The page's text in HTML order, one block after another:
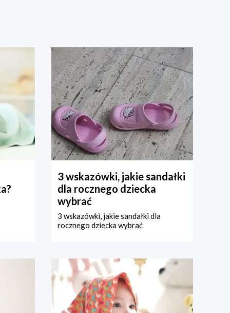
3 wskazówki, jakie sandałki
dla rocznego dziecka
wybrać
3 wskazówki, jakie sandałki dla
rocznego dziecka wybrać